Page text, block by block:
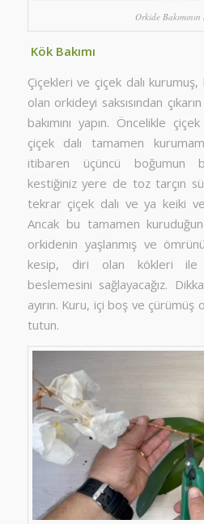
Orkide Bakımının
Kök Bakımı
Çiçekleri ve çiçek dalı
olan orkideyi saksısından
bakımını yapın. Öncelikle
çiçek dalı tamamen
itibaren üçüncü boğumun
kestiğiniz yere de toz tarçın
tekrar çiçek dalı ve ya keiki
Ancak bu tamamen
orkidenin yaşlanmış ve
kesip, diri olan kökleri ile
beslemesini sağlayacağız.
ayırın. Kuru, içi boş ve çürümüş
tutun.